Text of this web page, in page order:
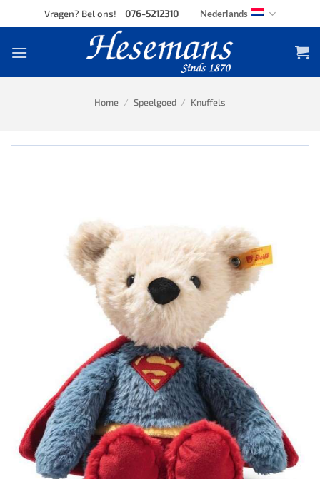
to
Vragen? Bel ons! 076-5212310 Nederlands
Home / Speelgoed / Knuffels